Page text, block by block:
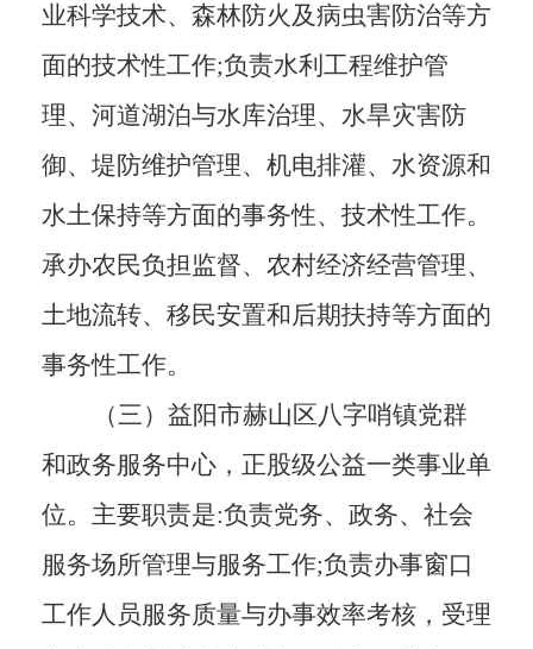
业科学技术、森林防火及病虫害防治等方
面的技术性工作;负责水利工程维护管
理、河道湖泊与水库治理、 水旱灾害防
御、堤防维护管理、机电排灌、水资源和
水土保持等方面的事务性、技术性工作。
承办农民负担监督、农村经济经营管理、
土地流转、移民安置和后期扶持等方面的
事务性工作。
（三） 益阳市赫山区八字哨镇党群
和政务服务中心，正股级公益一类事业单
位。主要职责是:负责党务、政务、社会
服务场所管理与服务工作;负责办事窗口
工作人员服务质量与办事效率考核，受理